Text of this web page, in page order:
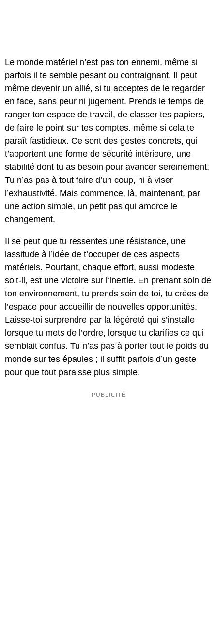
Le monde matériel n’est pas ton ennemi, même si
parfois il te semble pesant ou contraignant. Il peut
même devenir un allié, si tu acceptes de le regarder
en face, sans peur ni jugement. Prends le temps de
ranger ton espace de travail, de classer tes papiers,
de faire le point sur tes comptes, même si cela te
paraît fastidieux. Ce sont des gestes concrets, qui
t’apportent une forme de sécurité intérieure, une
stabilité dont tu as besoin pour avancer sereinement.
Tu n’as pas à tout faire d’un coup, ni à viser
l’exhaustivité. Mais commence, là, maintenant, par
une action simple, un petit pas qui amorce le
changement.
Il se peut que tu ressentes une résistance, une
lassitude à l’idée de t’occuper de ces aspects
matériels. Pourtant, chaque effort, aussi modeste
soit-il, est une victoire sur l’inertie. En prenant soin de
ton environnement, tu prends soin de toi, tu crées de
l’espace pour accueillir de nouvelles opportunités.
Laisse-toi surprendre par la légèreté qui s’installe
lorsque tu mets de l’ordre, lorsque tu clarifies ce qui
semblait confus. Tu n’as pas à porter tout le poids du
monde sur tes épaules ; il suffit parfois d’un geste
pour que tout paraisse plus simple.